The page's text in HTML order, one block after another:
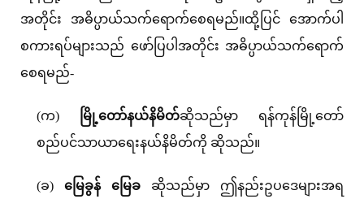
အတိုင်း အဓိပ္ပာယ်သက်ရောက်စေရမည်။ထို့ပြင် အောက်ပါ
စကားရပ်များသည် ဖော်ပြပါအတိုင်း အဓိပ္ပာယ်သက်ရောက်
စေရမည်-
(က) မြို့တော်နယ်နိမိတ်ဆိုသည်မှာ ရန်ကုန်မြို့တော်
စည်ပင်သာယာရေးနယ်နိမိတ်ကို ဆိုသည်။
(ခ) မြေခွန် မြေခ ဆိုသည်မှာ ဤနည်းဥပဒေများအရ